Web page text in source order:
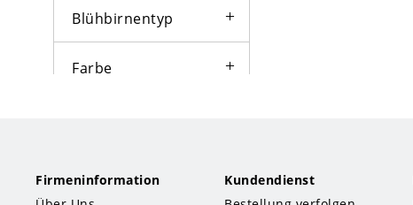
Blühbirnentyp
Farbe
Firmeninformation
Kundendienst